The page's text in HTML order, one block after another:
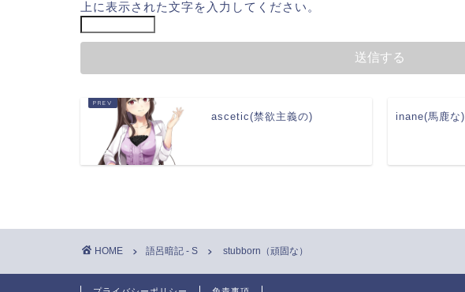
上に表示された文字を入力してください。
ascetic(禁欲主義の) inane(馬鹿な)
HOME 語呂暗記 - S stubborn（頑固な）